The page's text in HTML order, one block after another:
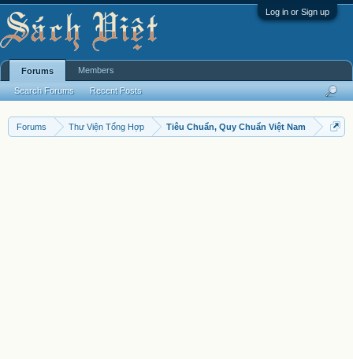
Log in or Sign up
Forums Thư Viện Tổng Hợp Tiêu Chuẩn, Quy Chuẩn Việt Nam
Forums
Search Forums Recent Posts
Members